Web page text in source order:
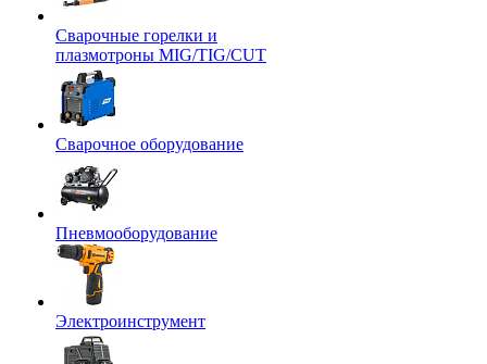
Сварочные горелки и
плазмотроны MIG/TIG/CUT
Сварочное оборудование
Пневмооборудование
Электроинструмент